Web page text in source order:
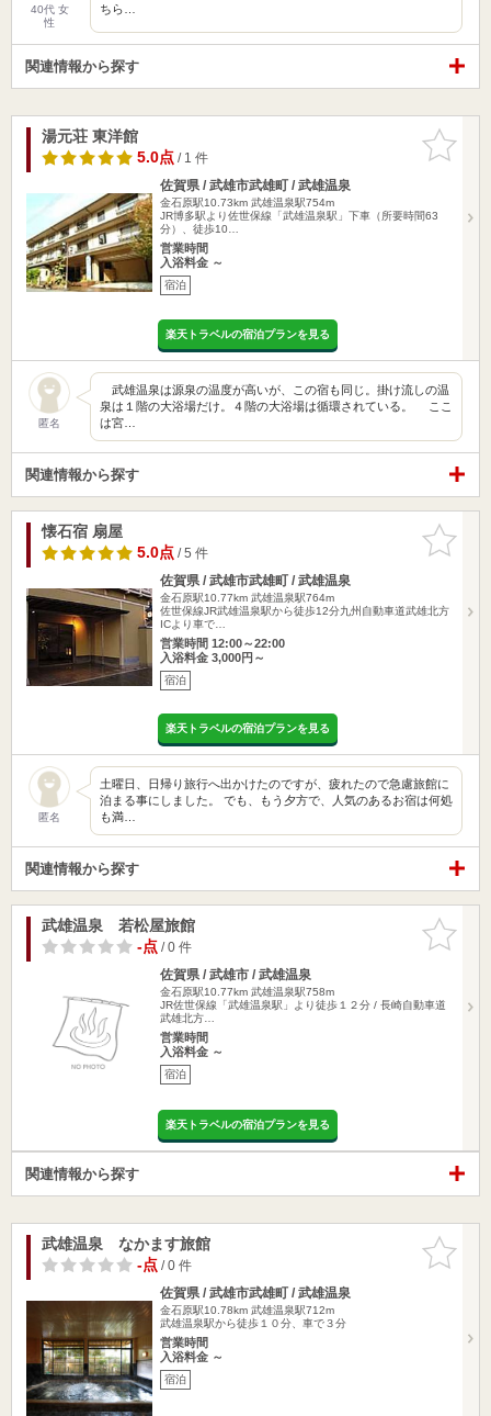
40代 女
性
ちら…
関連情報から探す
お気に入
りに追加
湯元荘 東洋館
5.0点/ 1 件
佐賀県 / 武雄市武雄町 / 武雄温泉
金石原駅10.73km 武雄温泉駅754m
JR博多駅より佐世保線「武雄温泉駅」下車（所要時間63
分）、徒歩10…
営業時間
入浴料金 ～
宿泊
楽天トラベルの宿泊プランを見る
匿名
武雄温泉は源泉の温度が高いが、この宿も同じ。掛け流しの温
泉は１階の大浴場だけ。４階の大浴場は循環されている。 ここ
は宮…
関連情報から探す
お気に入
りに追加
懐石宿 扇屋
5.0点/ 5 件
佐賀県 / 武雄市武雄町 / 武雄温泉
金石原駅10.77km 武雄温泉駅764m
佐世保線JR武雄温泉駅から徒歩12分九州自動車道武雄北方
ICより車で…
営業時間 12:00～22:00
入浴料金 3,000円～
宿泊
楽天トラベルの宿泊プランを見る
匿名
土曜日、日帰り旅行へ出かけたのですが、疲れたので急慮旅館に
泊まる事にしました。 でも、もう夕方で、人気のあるお宿は何処
も満…
関連情報から探す
お気に入
りに追加
武雄温泉 若松屋旅館
-点/ 0 件
佐賀県 / 武雄市 / 武雄温泉
金石原駅10.77km 武雄温泉駅758m
JR佐世保線「武雄温泉駅」より徒歩１２分 / 長崎自動車道
武雄北方…
営業時間
入浴料金 ～
宿泊
楽天トラベルの宿泊プランを見る
関連情報から探す
お気に入
りに追加
武雄温泉 なかます旅館
-点/ 0 件
佐賀県 / 武雄市武雄町 / 武雄温泉
金石原駅10.78km 武雄温泉駅712m
武雄温泉駅から徒歩１０分、車で３分
営業時間
入浴料金 ～
宿泊